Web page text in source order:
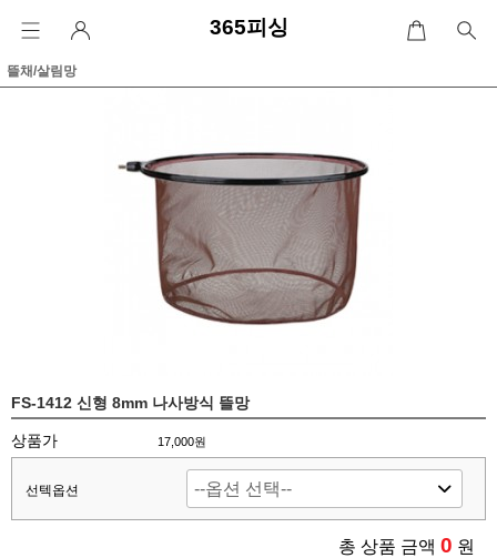
365피싱
뜰채/살림망
FS-1412 신형 8mm 나사방식 뜰망
상품가 17,000원
선텍옵션
총 상품 금액 0 원